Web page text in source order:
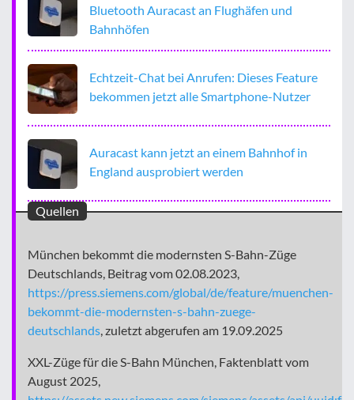
Bluetooth Auracast an Flughäfen und
Bahnhöfen
Echtzeit-Chat bei Anrufen: Dieses Feature
bekommen jetzt alle Smartphone-Nutzer
Auracast kann jetzt an einem Bahnhof in
England ausprobiert werden
Quellen
München bekommt die modernsten S-Bahn-Züge
Deutschlands, Beitrag vom 02.08.2023,
https://press.siemens.com/global/de/feature/muenchen-
bekommt-die-modernsten-s-bahn-zuege-
deutschlands, zuletzt abgerufen am 19.09.2025
XXL-Züge für die S-Bahn München, Faktenblatt vom
August 2025,